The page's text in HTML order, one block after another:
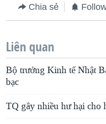
Chia sẻ
Liên quan
Bộ trưởng Kinh tế Nhật
bạc
TQ gây nhiều hư hại cho